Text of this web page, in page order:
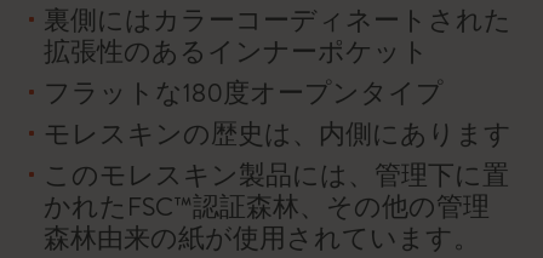
裏側にはカラーコーディネートされた
拡張性のあるインナーポケット
フラットな180度オープンタイプ
モレスキンの歴史は、内側にあります
このモレスキン製品には、管理下に置
かれたFSC™認証森林、その他の管理
森林由来の紙が使用されています。